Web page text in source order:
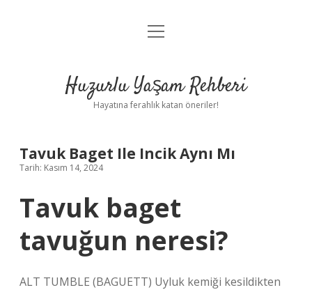
Anasayfa
Yasal Uyarı
menüyü
Huzurlu Yaşam Rehberi
Hayatına ferahlık katan öneriler!
Tavuk Baget Ile Incik Aynı Mı
Tarih: Kasım 14, 2024
Tavuk baget
tavuğun neresi?
ALT TUMBLE (BAGUETT) Uyluk kemiği kesildikten